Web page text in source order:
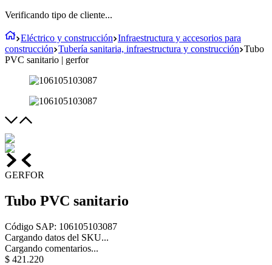
Verificando tipo de cliente...
Eléctrico y construcción Infraestructura y accesorios para
construcción Tubería sanitaria, infraestructura y construcción Tubo
PVC sanitario | gerfor
GERFOR
Tubo PVC sanitario
Código SAP: 106105103087
Cargando datos del SKU...
Cargando comentarios...
$ 421 .220